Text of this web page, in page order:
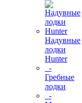
Надувные
лодки
Hunter
-
Гребные
лодки
-